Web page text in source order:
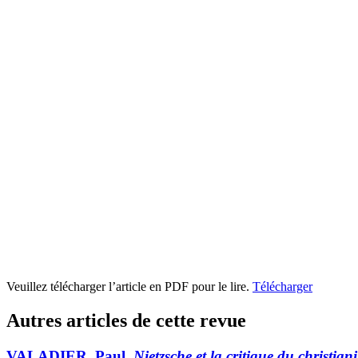
Veuillez télécharger l’article en PDF pour le lire. Télécharger
Autres articles de cette revue